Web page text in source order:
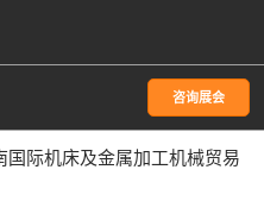
咨询展会
际机床及金属加工机械贸易